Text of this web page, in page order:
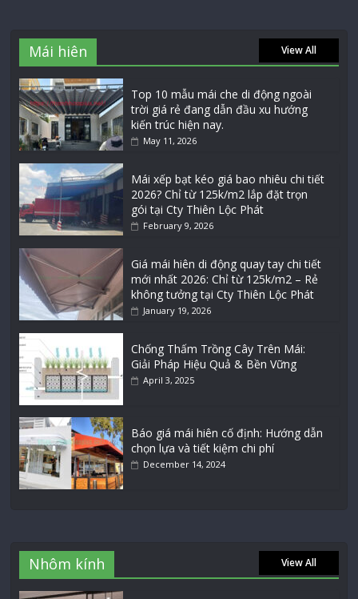
Mái hiên View All
Top 10 mẫu mái che di động ngoài
trời giá rẻ đang dẫn đầu xu hướng
kiến trúc hiện nay.
May 11, 2026
Mái xếp bạt kéo giá bao nhiêu chi tiết
2026? Chỉ từ 125k/m2 lắp đặt trọn
gói tại Cty Thiên Lộc Phát
February 9, 2026
Giá mái hiên di động quay tay chi tiết
mới nhất 2026: Chỉ từ 125k/m2 – Rẻ
không tưởng tại Cty Thiên Lộc Phát
January 19, 2026
Chống Thấm Trồng Cây Trên Mái:
Giải Pháp Hiệu Quả & Bền Vững
April 3, 2025
Báo giá mái hiên cố định: Hướng dẫn
chọn lựa và tiết kiệm chi phí
December 14, 2024
Nhôm kính View All